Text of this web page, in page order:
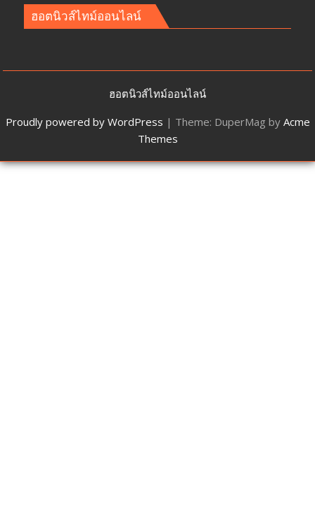
ฮอตนิวส์ไทม์ออนไลน์
ฮอตนิวส์ไทม์ออนไลน์
Proudly powered by WordPress | Theme: DuperMag by Acme
Themes